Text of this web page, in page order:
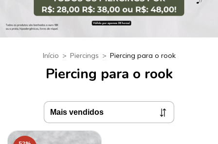
Início > Piercings > Piercing para o rook
Piercing para o rook